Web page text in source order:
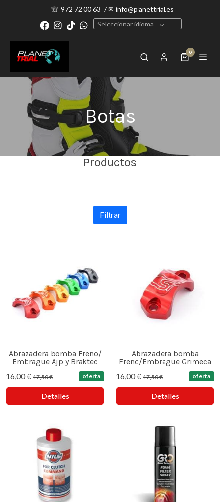
☏ 972 72 00 63 /✉ info@planettrial.es
Seleccionar idioma
0
Botas
Productos
Filtrar
Abrazadera bomba Freno/
Embrague Ajp y Braktec
16,00 € 17,50 € oferta
Detalles
Abrazadera bomba
Freno/Embrague Grimeca
16,00 € 17,50 € oferta
Detalles